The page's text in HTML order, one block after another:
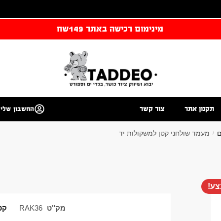
מינימום רכישה באתר 149שח
תקנון אתר צור קשר החשבון שלי
/ מעמד שולחני קטן למשקולות יד
מק"ט RAK36